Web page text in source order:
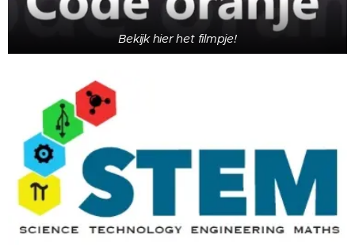
Bekijk hier het filmpje!